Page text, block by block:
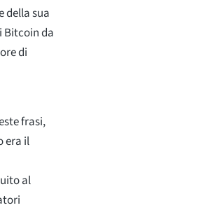
della sua
Bitcoin da
di
frasi,
era il
al